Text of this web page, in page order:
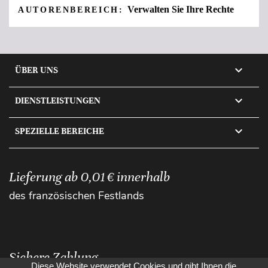
AUTORENBEREICH:Verwalten Sie Ihre Rechte
ÜBER UNS 
DIENSTLEISTUNGEN 
SPEZIELLE BEREICHE 
Lieferung ab 0,01 € innerhalb
des französischen Festlands
Sichere Zahlung
Diese Website verwendet Cookies und gibt Ihnen die